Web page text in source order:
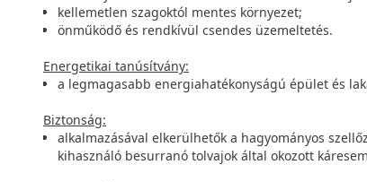
kellemetlen szagoktól mentes környezet;
önműködő és rendkívül csendes üzemeltetés.
Energetikai tanúsítvány:
a legmagasabb energiahatékonyságú épület és
Biztonság:
alkalmazásával elkerülhetők a hagyományos
kihasználó besurranó tolvajok által okozott